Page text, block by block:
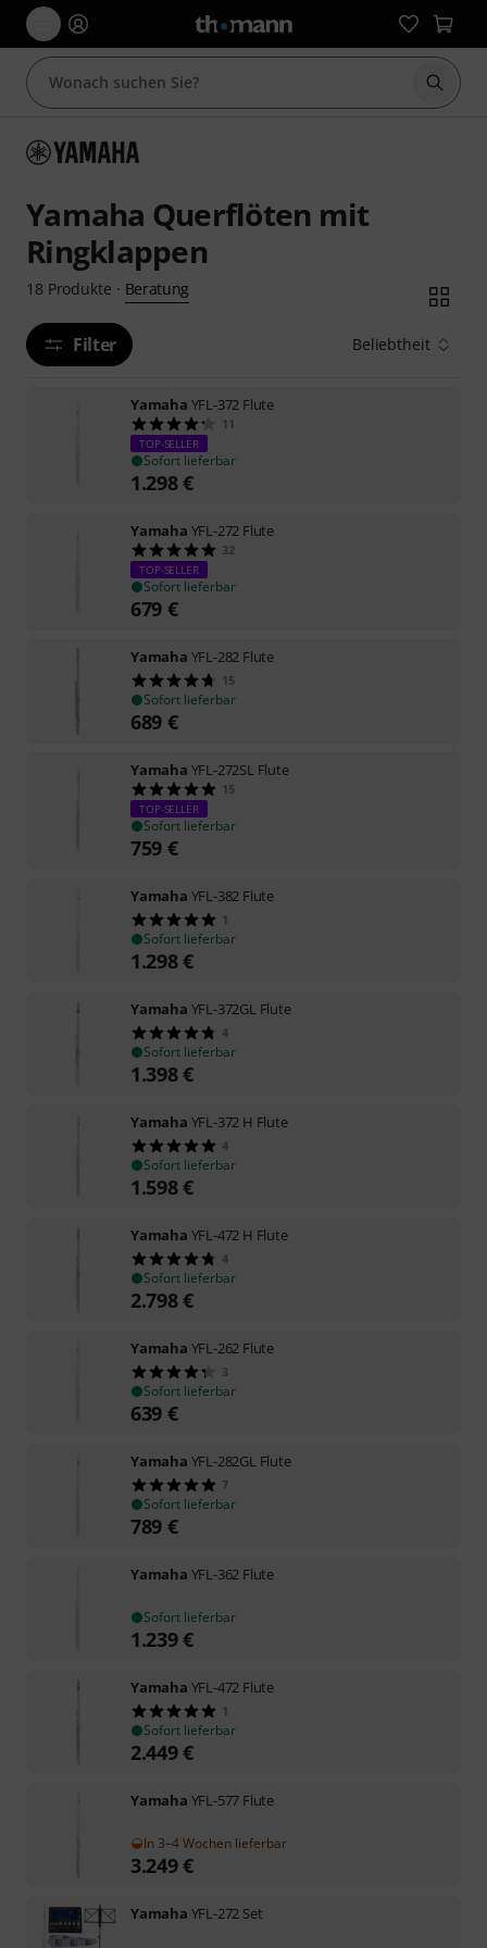
Suche
Yamaha Querflöten mit
Ringklappen
18 Produkte · Beratung
Filter Beliebtheit
Yamaha YFL-372 Flute
11
TOP-SELLER
Sofort lieferbar
1.298€
Yamaha YFL-272 Flute
32
TOP-SELLER
Sofort lieferbar
679 €
Yamaha YFL-282 Flute
15
Sofort lieferbar
689 €
Yamaha YFL-272SL Flute
15
TOP-SELLER
Sofort lieferbar
759 €
Yamaha YFL-382 Flute
1
Sofort lieferbar
1.298€
Yamaha YFL-372GL Flute
4
Sofort lieferbar
1.398€
Yamaha YFL-372 H Flute
4
Sofort lieferbar
1.598€
Yamaha YFL-472 H Flute
4
Sofort lieferbar
2.798€
Yamaha YFL-262 Flute
3
Sofort lieferbar
639 €
Yamaha YFL-282GL Flute
7
Sofort lieferbar
789 €
Yamaha YFL-362 Flute
Sofort lieferbar
1.239€
Yamaha YFL-472 Flute
1
Sofort lieferbar
2.449€
Yamaha YFL-577 Flute
In 3–4 Wochen lieferbar
3.249€
Yamaha YFL-272 Set